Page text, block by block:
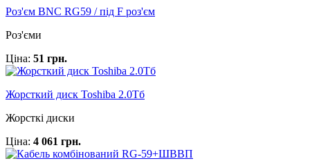
Роз'єм BNC RG59 / під F роз'єм
Роз'єми
Ціна: 51 грн.
Жорсткий диск Toshiba 2.0Тб
Жорсткі диски
Ціна: 4 061 грн.